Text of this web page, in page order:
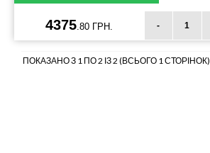
4375 .80 ГРН. -
ПОКАЗАНО З 1 ПО 2 ІЗ 2 (ВСЬОГО 1 СТОРІНОК)